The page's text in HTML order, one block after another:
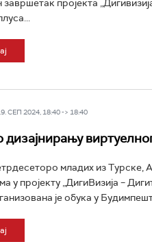
пројекта
СЕП 2024, 18:40 -> 18:40
дизајнирању
младих из Турске,
у пројекту „ДигиВизија –
је обука у